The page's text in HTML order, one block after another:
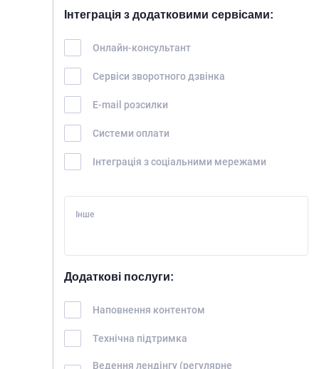
Інтеграція з додатковими сервісами:
Онлайн-консультант
Сервіси зворотного дзвінка
E-mail розсилки
Системи оплати
Інтеграція з соціальними мережами
Інше
Додаткові послуги:
Наповнення контентом
Технічна підтримка
Ведення лендінгу (регулярне